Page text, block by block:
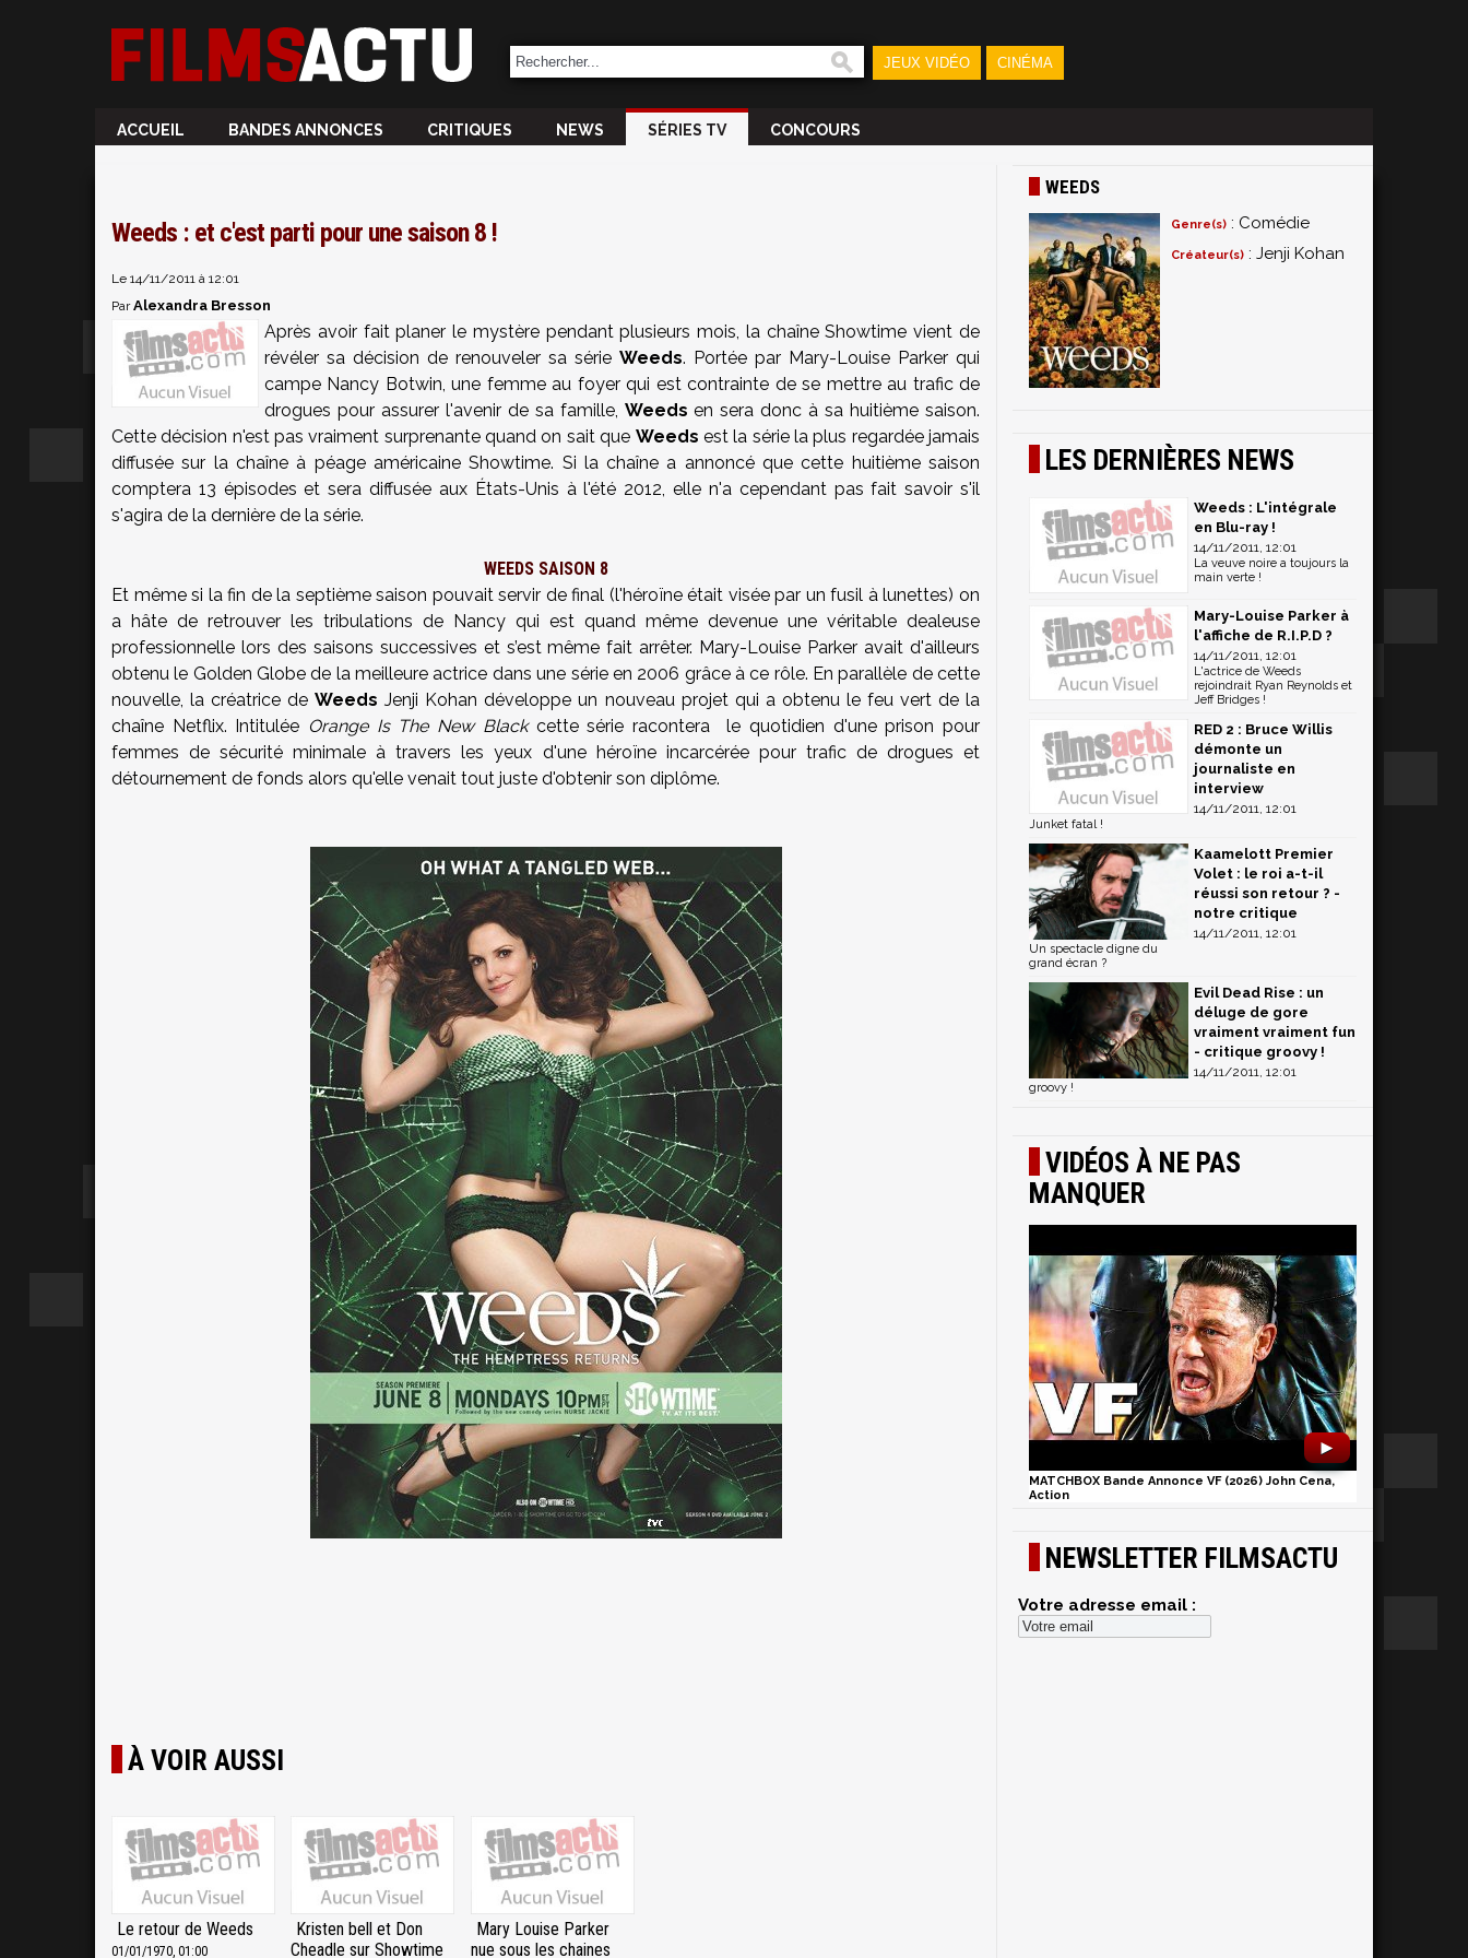
JEUX VIDÉO CINÉMA
ACCUEIL BANDES ANNONCES CRITIQUES NEWS SÉRIES TV CONCOURS
Weeds : et c'est parti pour une saison 8 !
Le 14/11/2011 à 12:01
ParAlexandra Bresson
Après avoir fait planer le mystère pendant plusieurs mois, la chaîne Showtime vient de
révéler sa décision de renouveler sa série Weeds. Portée par Mary-Louise Parker qui
campe Nancy Botwin, une femme au foyer qui est contrainte de se mettre au trafic de
drogues pour assurer l'avenir de sa famille, Weeds en sera donc à sa huitième saison.
Cette décision n'est pas vraiment surprenante quand on sait que Weeds est la série la plus regardée jamais
diffusée sur la chaîne à péage américaine Showtime. Si la chaîne a annoncé que cette huitième saison
comptera 13 épisodes et sera diffusée aux États-Unis à l'été 2012, elle n'a cependant pas fait savoir s'il
s'agira de la dernière de la série.
WEEDS SAISON 8
Et même si la fin de la septième saison pouvait servir de final (l'héroïne était visée par un fusil à lunettes) on
a hâte de retrouver les tribulations de Nancy qui est quand même devenue une véritable dealeuse
professionnelle lors des saisons successives et s’est même fait arrêter. Mary-Louise Parker avait d'ailleurs
obtenu le Golden Globe de la meilleure actrice dans une série en 2006 grâce à ce rôle. En parallèle de cette
nouvelle, la créatrice deWeeds Jenji Kohan développe un nouveau projet qui a obtenu le feu vert de la
chaîne Netflix. Intitulée Orange Is The New Blackcette série racontera le quotidien d'une prison pour
femmes de sécurité minimale à travers les yeux d'une héroïne incarcérée pour trafic de drogues et
détournement de fonds alors qu'elle venait tout juste d'obtenir son diplôme.
À VOIR AUSSI
Le retour de Weeds
01/01/1970, 01:00
Kristen bell et Don
Cheadle sur Showtime
Mary Louise Parker
nue sous les chaines
WEEDS
Genre(s) : Comédie
Créateur(s) : Jenji Kohan
LES DERNIÈRES NEWS
Weeds : L'intégrale
en Blu-ray !
14/11/2011, 12:01
La veuve noire a toujours la
main verte !
Mary-Louise Parker à
l'affiche de R.I.P.D ?
14/11/2011, 12:01
L'actrice de Weeds
rejoindrait Ryan Reynolds et
Jeff Bridges !
RED 2 : Bruce Willis
démonte un
journaliste en
interview
14/11/2011, 12:01
Junket fatal !
Kaamelott Premier
Volet : le roi a-t-il
réussi son retour ? -
notre critique
14/11/2011, 12:01
Un spectacle digne du
grand écran ?
Evil Dead Rise : un
déluge de gore
vraiment vraiment fun
- critique groovy !
14/11/2011, 12:01
groovy !
VIDÉOS À NE PAS
MANQUER
►
MATCHBOX Bande Annonce VF (2026) John Cena,
Action
NEWSLETTER FILMSACTU
Votre adresse email :